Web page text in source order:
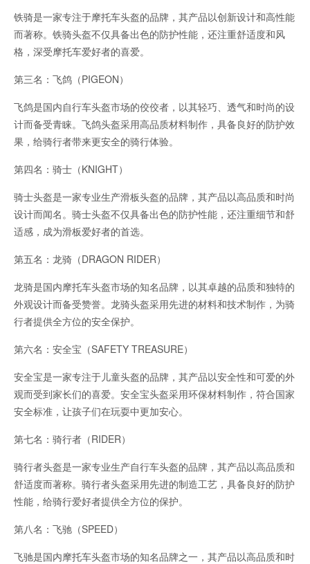
铁骑是一家专注于摩托车头盔的品牌，其产品以创新设计和高性能
而著称。铁骑头盔不仅具备出色的防护性能，还注重舒适度和风
格，深受摩托车爱好者的喜爱。
第三名：飞鸽（PIGEON）
飞鸽是国内自行车头盔市场的佼佼者，以其轻巧、透气和时尚的设
计而备受青睐。飞鸽头盔采用高品质材料制作，具备良好的防护效
果，给骑行者带来更安全的骑行体验。
第四名：骑士（KNIGHT）
骑士头盔是一家专业生产滑板头盔的品牌，其产品以高品质和时尚
设计而闻名。骑士头盔不仅具备出色的防护性能，还注重细节和舒
适感，成为滑板爱好者的首选。
第五名：龙骑（DRAGON RIDER）
龙骑是国内摩托车头盔市场的知名品牌，以其卓越的品质和独特的
外观设计而备受赞誉。龙骑头盔采用先进的材料和技术制作，为骑
行者提供全方位的安全保护。
第六名：安全宝（SAFETY TREASURE）
安全宝是一家专注于儿童头盔的品牌，其产品以安全性和可爱的外
观而受到家长们的喜爱。安全宝头盔采用环保材料制作，符合国家
安全标准，让孩子们在玩耍中更加安心。
第七名：骑行者（RIDER）
骑行者头盔是一家专业生产自行车头盔的品牌，其产品以高品质和
舒适度而著称。骑行者头盔采用先进的制造工艺，具备良好的防护
性能，给骑行爱好者提供全方位的保护。
第八名：飞驰（SPEED）
飞驰是国内摩托车头盔市场的知名品牌之一，其产品以高品质和时